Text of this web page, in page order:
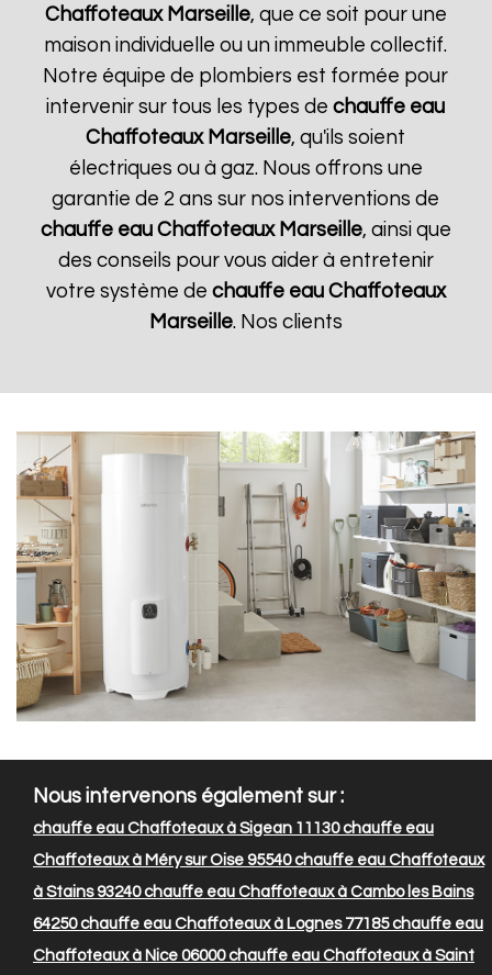
Chaffoteaux Marseille, que ce soit pour une
maison individuelle ou un immeuble collectif.
Notre équipe de plombiers est formée pour
intervenir sur tous les types dechauffe eau
Chaffoteaux Marseille, qu'ils soient
électriques ou à gaz. Nous offrons une
garantie de 2 ans sur nos interventions de
chauffe eau Chaffoteaux Marseille, ainsi que
des conseils pour vous aider à entretenir
votre système de chauffe eau Chaffoteaux
Marseille. Nos clients
Nous intervenons également sur :
chauffe eau Chaffoteaux à Sigean 11130chauffe eau
Chaffoteaux à Méry sur Oise 95540chauffe eau Chaffoteaux
à Stains 93240chauffe eau Chaffoteaux à Cambo les Bains
64250chauffe eau Chaffoteaux à Lognes 77185chauffe eau
Chaffoteaux à Nice 06000chauffe eau Chaffoteaux à Saint